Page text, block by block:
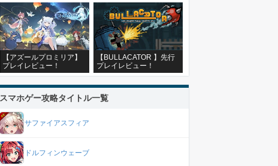
【アズールプロミリア】
プレイレビュー！
【BULLACATOR 】先行
プレイレビュー！
スマホゲー攻略タイトル一覧
サファイアスフィア
ドルフィンウェーブ